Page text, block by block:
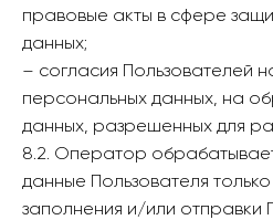
правовые акты в сфере
данных;
– согласия Пользователей
персональных данных, на
данных, разрешенных для
8.2. Оператор
данные Пользователя
заполнения и/или отправки